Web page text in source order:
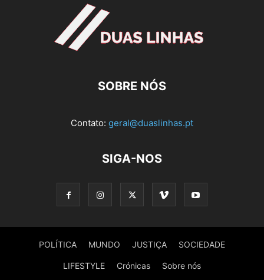
SOBRE NÓS
Contato: geral@duaslinhas.pt
SIGA-NOS
POLÍTICA MUNDO JUSTIÇA SOCIEDADE
LIFESTYLE Crónicas Sobre nós